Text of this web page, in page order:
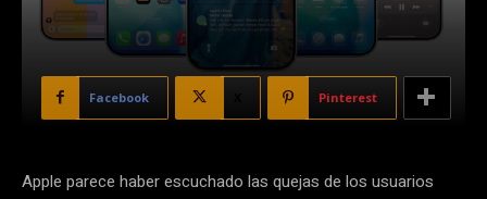
Facebook Pinterest
Apple parece haber escuchado las quejas de los usuarios